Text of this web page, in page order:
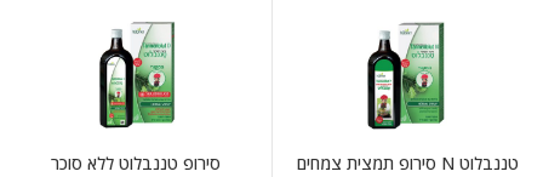
טננבלוט N סירופ תמצית צמחים סירופ טננבלוט ללא סוכר